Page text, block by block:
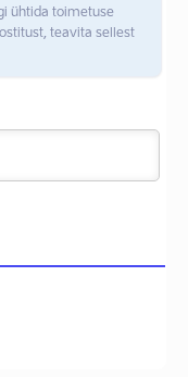
ühtida toimetuse
teavita sellest